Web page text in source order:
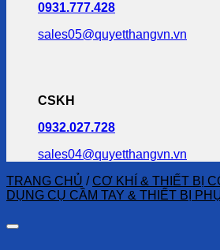
0931.777.428
sales05@quyetthangvn.vn
CSKH
0932.027.728
sales04@quyetthangvn.vn
TRANG CHỦ / CƠ KHÍ & THIẾT BỊ
DỤNG CỤ CẦM TAY & THIẾT BỊ